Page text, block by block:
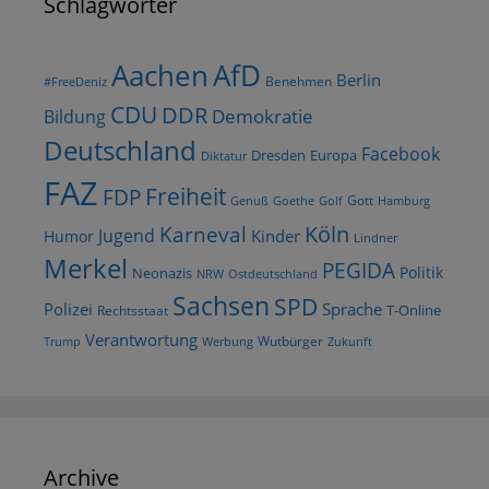
#FreeDeniz AachenAfD Benehmen Berlin
Bildung CDU DDR Demokratie
Deutschland Diktatur Dresden Europa Facebook
FAZ FDP Freiheit Genuß Goethe Golf Gott Hamburg
Humor Jugend Karneval Kinder Köln Lindner
Merkel Neonazis NRW Ostdeutschland PEGIDA Politik
Polizei Rechtsstaat Sachsen SPD Sprache T-Online
Trump Verantwortung Werbung Wutbürger Zukunft
Archive